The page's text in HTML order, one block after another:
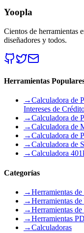
Yoopla
Cientos de herramientas
diseñadores y todos.
Herramientas
→Calculadora de
Intereses de
→Calculadora de
→Calculadora de
→Calculadora de
→Calculadora de
→Calculadora
Categorías
→Herramientas
→Herramientas
→Herramientas de
→Herramientas
→Calculadoras